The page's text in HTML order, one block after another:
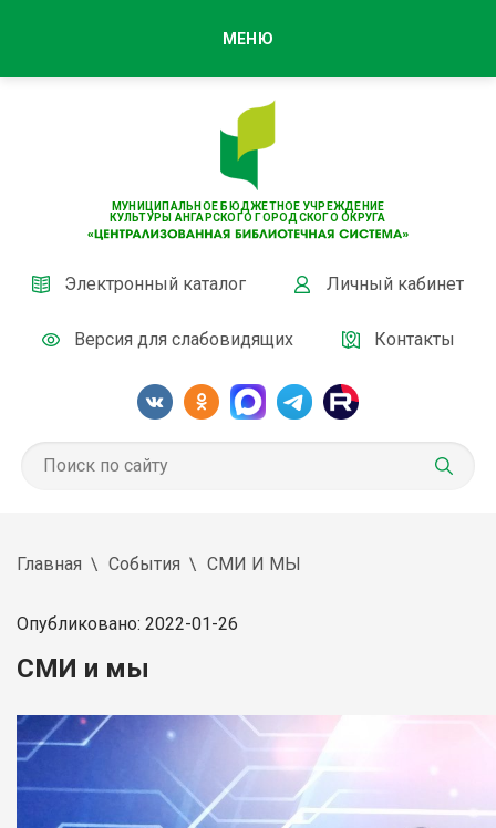
МУНИЦИПАЛЬНОЕ БЮДЖЕТНОЕ УЧРЕЖДЕНИЕ
КУЛЬТУРЫ АНГАРСКОГО ГОРОДСКОГО ОКРУГА
Электронный каталог Личный кабинет
Версия для слабовидящих Контакты
МЕНЮ
Главная События СМИ И МЫ
Опубликовано: 2022-01-26
СМИ и мы